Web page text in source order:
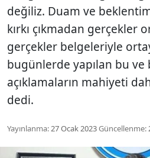
değiliz. Duam ve
kırkı çıkmadan gerçekler
gerçekler belgeleriyle
bugünlerde yapılan bu ve
açıklamaların mahiyeti
dedi.
Yayınlanma:27 Ocak 2023Güncellenme: